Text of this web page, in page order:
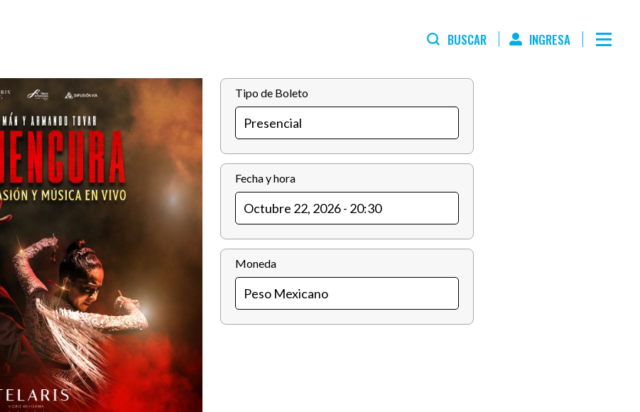
BUSCAR INGRESA
Tipo de Boleto
Fecha y hora
Moneda